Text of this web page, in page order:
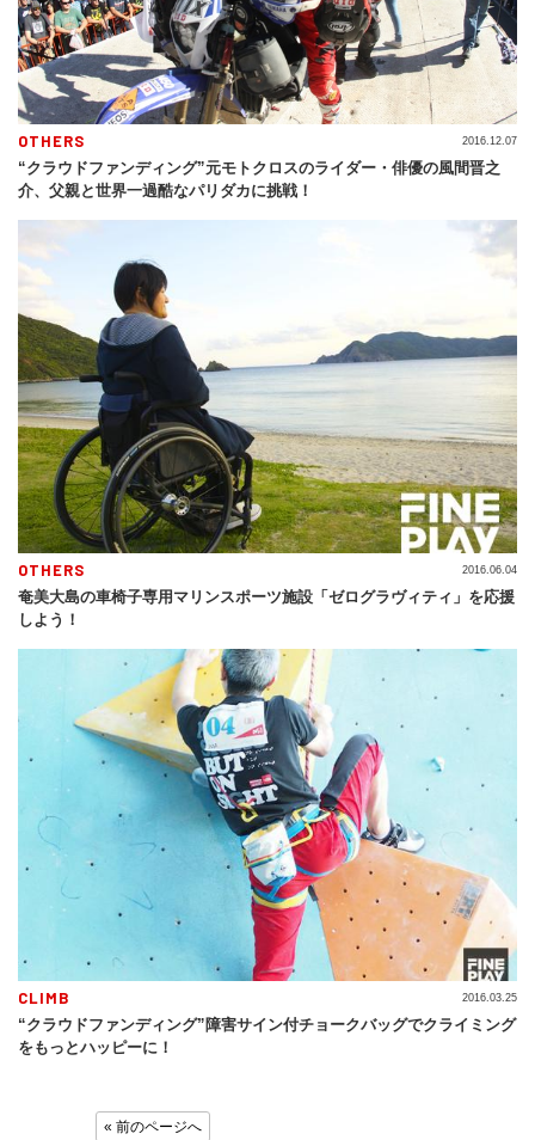
OTHERS
“クラウドファンディング”元モトクロスのライダー・俳優の風間晋之
介、父親と世界一過酷なパリダカに挑戦！
2016.12.07
OTHERS
奄美大島の車椅子専用マリンスポーツ施設「ゼログラヴィティ」を応援
しよう！
2016.06.04
CLIMB
“クラウドファンディング”障害サイン付チョークバッグでクライミング
をもっとハッピーに！
2016.03.25
« 前のページへ